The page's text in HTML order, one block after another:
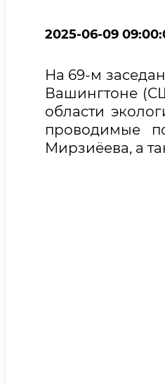
2025-06-09
На 69-м
Вашингтоне
области
проводимые
Мирзиёева, а